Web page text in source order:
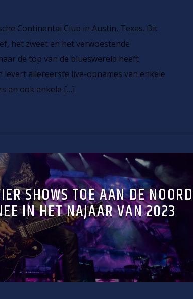
Continental Club in Austin, Texas. Dit
het zweet en het verwoestende
de top van de blueswereld heeft
allereerste live-opnames van enkele
en ook enkele […]
SHOWS TOE AAN DE
IN HET NAJAAR VAN 2023